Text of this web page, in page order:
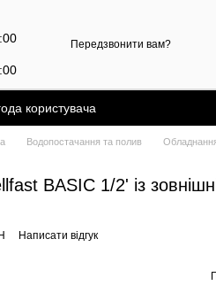
Передзвонити вам?
користувача
Водопостачання та полив
BASIC 1/2' із
Написати відгук